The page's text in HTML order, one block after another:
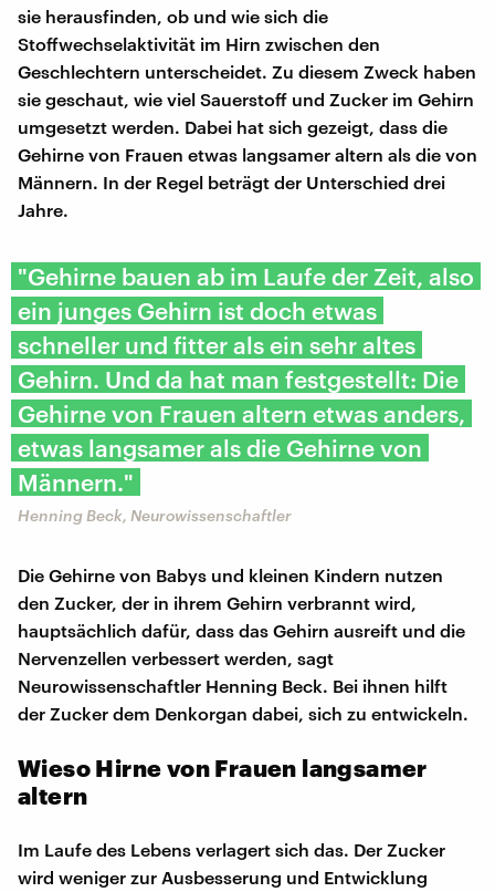
sie herausfinden, ob und wie sich die
Stoffwechselaktivität im Hirn zwischen den
Geschlechtern unterscheidet. Zu diesem Zweck haben
sie geschaut, wie viel Sauerstoff und Zucker im Gehirn
umgesetzt werden. Dabei hat sich gezeigt, dass die
Gehirne von Frauen etwas langsamer altern als die von
Männern. In der Regel beträgt der Unterschied drei
Jahre.
"Gehirne bauen ab im Laufe der Zeit, also
ein junges Gehirn ist doch etwas
schneller und fitter als ein sehr altes
Gehirn. Und da hat man festgestellt: Die
Gehirne von Frauen altern etwas anders,
etwas langsamer als die Gehirne von
Männern."
Henning Beck, Neurowissenschaftler
Die Gehirne von Babys und kleinen Kindern nutzen
den Zucker, der in ihrem Gehirn verbrannt wird,
hauptsächlich dafür, dass das Gehirn ausreift und die
Nervenzellen verbessert werden, sagt
Neurowissenschaftler Henning Beck. Bei ihnen hilft
der Zucker dem Denkorgan dabei, sich zu entwickeln.
Wieso Hirne von Frauen langsamer
altern
Im Laufe des Lebens verlagert sich das. Der Zucker
wird weniger zur Ausbesserung und Entwicklung